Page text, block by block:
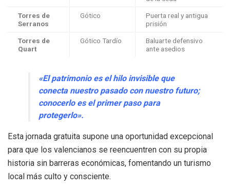
Torres de
Serranos
Gótico
Puerta real y antigua
prisión
Torres de
Quart
Gótico Tardío
Baluarte defensivo
ante asedios
«El patrimonio es el hilo invisible que
conecta nuestro pasado con nuestro futuro;
conocerlo es el primer paso para
protegerlo».
Esta jornada gratuita supone una oportunidad excepcional
para que los valencianos se reencuentren con su propia
historia sin barreras económicas, fomentando un turismo
local más culto y consciente.